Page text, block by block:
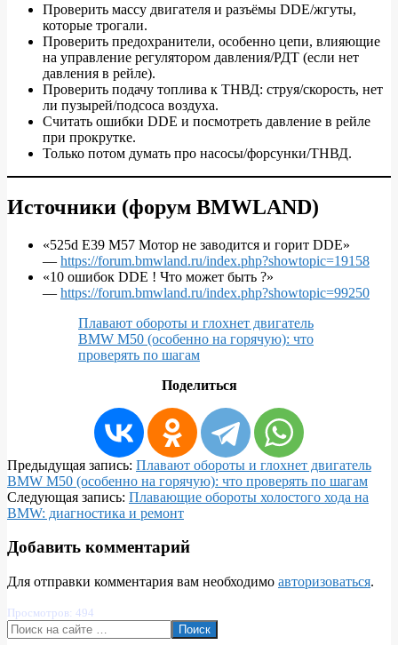
Проверить массу двигателя и разъёмы DDE/жгуты,
которые трогали.
Проверить предохранители, особенно цепи, влияющие
на управление регулятором давления/РДТ (если нет
давления в рейле).
Проверить подачу топлива к ТНВД: струя/скорость, нет
ли пузырей/подсоса воздуха.
Считать ошибки DDE и посмотреть давление в рейле
при прокрутке.
Только потом думать про насосы/форсунки/ТНВД.
Источники (форум BMWLAND)
«525d E39 M57 Мотор не заводится и горит DDE»
— https://forum.bmwland.ru/index.php?showtopic=19158
«10 ошибок DDE ! Что может быть ?»
— https://forum.bmwland.ru/index.php?showtopic=99250
Плавают обороты и глохнет двигатель
BMW M50 (особенно на горячую): что
проверять по шагам
Поделиться
2026-
01-
06
Предыдущая запись: Плавают обороты и глохнет двигатель
BMW M50 (особенно на горячую): что проверять по шагам
Следующая запись: Плавающие обороты холостого хода на
BMW: диагностика и ремонт
Добавить комментарий
Для отправки комментария вам необходимо авторизоваться.
Просмотров: 494
Поиск